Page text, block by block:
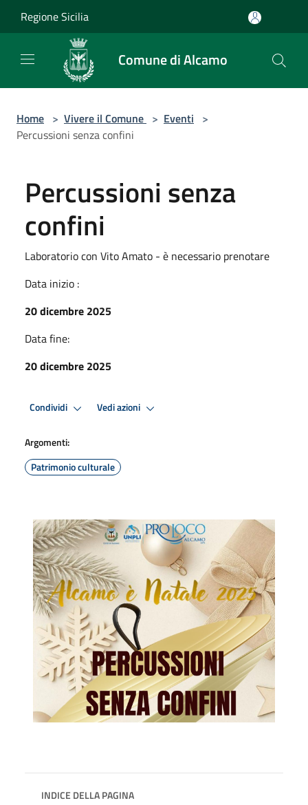
Regione Sicilia
Comune di Alcamo
Home > Vivere il Comune > Eventi >
Percussioni senza confini
Percussioni senza
confini
Laboratorio con Vito Amato - è necessario prenotare
Data inizio :
20 dicembre 2025
Data fine:
20 dicembre 2025
Condividi Vedi azioni
Argomenti:
Patrimonio culturale
INDICE DELLA PAGINA